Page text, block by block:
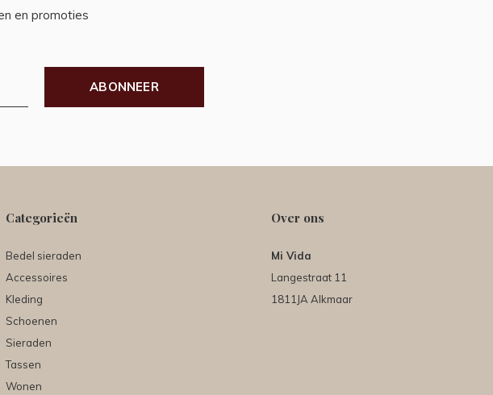
en promoties
ABONNEER
Categorieën
Bedel sieraden
Accessoires
Kleding
Schoenen
Sieraden
Tassen
Wonen
Over ons
Mi Vida
Langestraat 11
1811JA Alkmaar